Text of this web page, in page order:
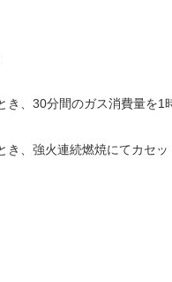
、30分間のガス消費量を1
、強火連続燃焼にてカセッ